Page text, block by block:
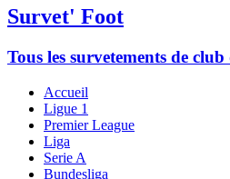
Survet' Foot
Tous les survetements de
Accueil
Ligue 1
Premier League
Liga
Serie A
Bundesliga